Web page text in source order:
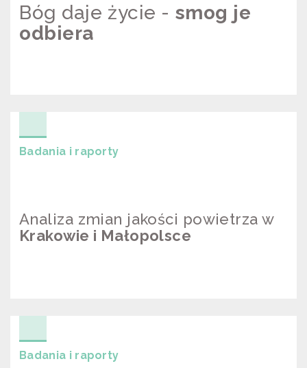
Bóg daje życie - smog je
odbiera
Badania i raporty
Analiza zmian jakości powietrza w
Krakowie i Małopolsce
Badania i raporty